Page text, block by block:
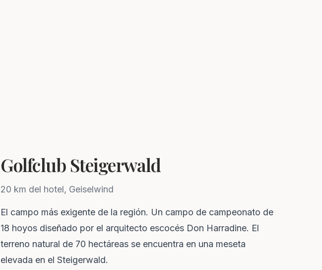
Golfclub Steigerwald
20 km del hotel, Geiselwind
El campo más exigente de la región. Un campo de campeonato de
18 hoyos diseñado por el arquitecto escocés Don Harradine. El
terreno natural de 70 hectáreas se encuentra en una meseta
elevada en el Steigerwald.